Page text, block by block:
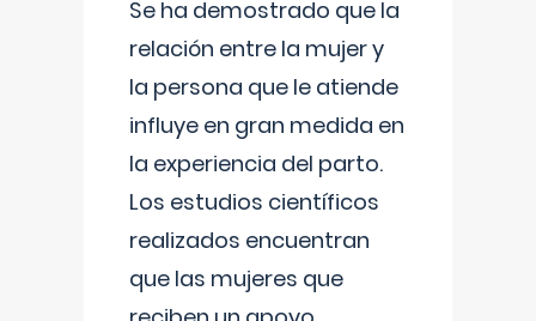
Se ha demostrado que la
relación entre la mujer y
la persona que le atiende
influye en gran medida en
la experiencia del parto.
Los estudios científicos
realizados encuentran
que las mujeres que